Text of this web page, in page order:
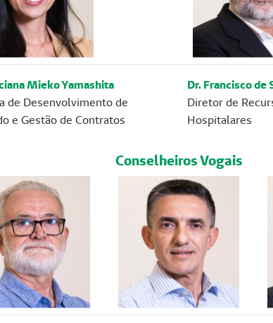
Mieko Yamashita
de Desenvolvimento de
e Gestão de Contratos
Dr. Francisco de
Diretor de
Hospitalares
Conselheiros Vogais